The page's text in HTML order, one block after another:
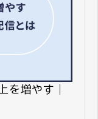
を増やす｜